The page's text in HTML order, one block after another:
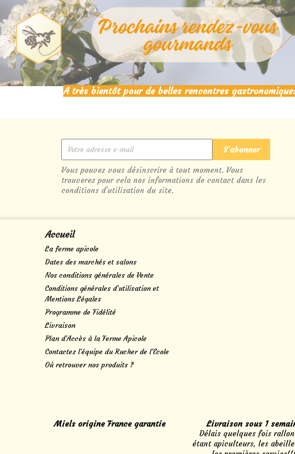
A très bientôt pour de belles rencontres
Vous pouvez vous désinscrire à tout moment. Vous
trouverez pour cela nos informations de contact dans les
conditions d'utilisation du site.
Accueil
La ferme apicole
Dates des marchés et salons
Nos conditions générales de Vente
Conditions générales d'utilisation et
Mentions Légales
Programme de Fidélité
Livraison
Plan d'Accès à la Ferme Apicole
Contactez l'équipe du Rucher de l'Ecole
Où retrouver nos produits ?
Miels origine France garantie Livraison sous 1
Délais quelques fois
étant apiculteurs, les